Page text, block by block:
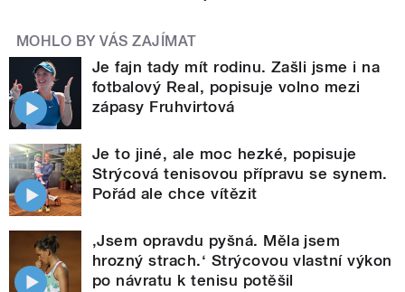
MOHLO BY VÁS ZAJÍMAT
Je fajn tady mít rodinu. Zašli jsme i na
fotbalový Real, popisuje volno mezi
zápasy Fruhvirtová
Je to jiné, ale moc hezké, popisuje
Strýcová tenisovou přípravu se synem.
Pořád ale chce vítězit
‚Jsem opravdu pyšná. Měla jsem
hrozný strach.‘ Strýcovou vlastní výkon
po návratu k tenisu potěšil